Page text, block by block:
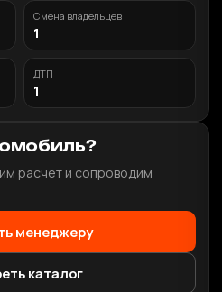
Смена владельцев
1
ДТП
1
расчёт и сопроводим
менеджеру
каталог